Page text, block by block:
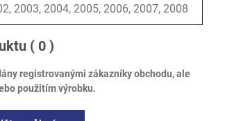
2003, 2004, 2005, 2006, 2007, 2008
( 0 )
registrovanými zákazníky obchodu, ale
použitím výrobku.